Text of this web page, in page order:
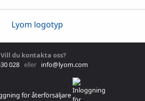
Vill du kontakta oss?
028 eller info@lyom.com
för återförsäljare